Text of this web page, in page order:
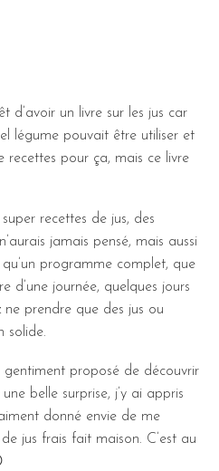
d’avoir un livre sur les jus car
légume pouvait être utiliser et
recettes pour ça, mais ce livre
recettes de jus, des
jamais pensé, mais aussi
programme complet, que
d’une journée, quelques jours
ne prendre que des jus ou
solide.
gentiment proposé de découvrir
belle surprise, j’y ai appris
donné envie de me
jus frais fait maison. C’est au